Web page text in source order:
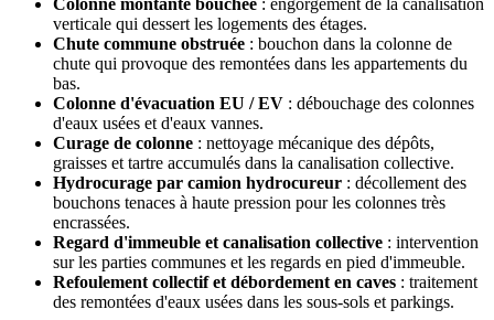
Colonne montante bouchée : engorgement de la canalisation
verticale qui dessert les logements des étages.
Chute commune obstruée : bouchon dans la colonne de
chute qui provoque des remontées dans les appartements du
bas.
Colonne d'évacuation EU / EV : débouchage des colonnes
d'eaux usées et d'eaux vannes.
Curage de colonne : nettoyage mécanique des dépôts,
graisses et tartre accumulés dans la canalisation collective.
Hydrocurage par camion hydrocureur : décollement des
bouchons tenaces à haute pression pour les colonnes très
encrassées.
Regard d'immeuble et canalisation collective : intervention
sur les parties communes et les regards en pied d'immeuble.
Refoulement collectif et débordement en caves : traitement
des remontées d'eaux usées dans les sous-sols et parkings.